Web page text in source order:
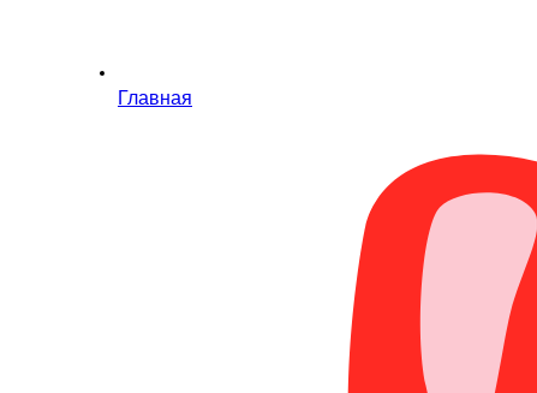
Главная